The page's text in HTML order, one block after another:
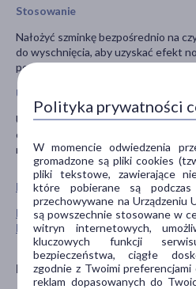
Pokaż wszystkie produkty NEO
Pokaż wszystkie produkty linii
Make Up
Producent
Stosowanie
Nałożyć szminkę bezpośrednio na
do wyschnięcia, aby uzyskać efekt
powtórzyć aplikację.
Uwagi
Unikać kontaktu z oczami. W
oczu, przemyć je dużą ilością wody.
niedostępnym dla dzieci.
Polityka prywatności
W momencie odwiedzenia
gromadzone są pliki cookies
pliki tekstowe, zawierające
które pobierane są
przechowywane na Urządzeniu
są powszechnie stosowane w
witryn internetowych,
kluczowych funkcji
bezpieczeństwa, ciągłe
zgodnie z Twoimi
reklam dopasowanych do